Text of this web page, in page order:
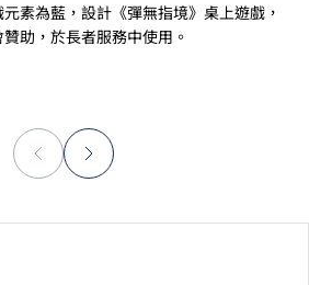
素為藍，設計《彈無指境》桌上遊戲，
助，於長者服務中使用。